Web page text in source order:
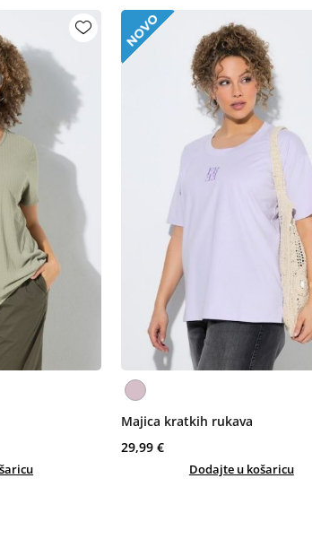
Majica kratkih rukava
29,99 €
Dodajte u košaricu